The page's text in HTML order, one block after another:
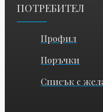
ПОТРЕБИТЕЛ
Профил
Поръчки
Списък с